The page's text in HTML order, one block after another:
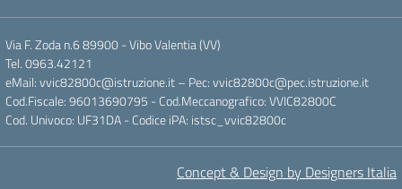
Via F. Zoda n.6 89900 - Vibo Valentia (VV)
Tel. 0963.42121
eMail: vvic82800c@istruzione.it – Pec: vvic82800c@pec.istruzione.it
Cod.Fiscale: 96013690795 - Cod.Meccanografico: VVIC82800C
Cod. Univoco: UF31DA - Codice iPA: istsc_vvic82800c
Concept & Design by Designers Italia